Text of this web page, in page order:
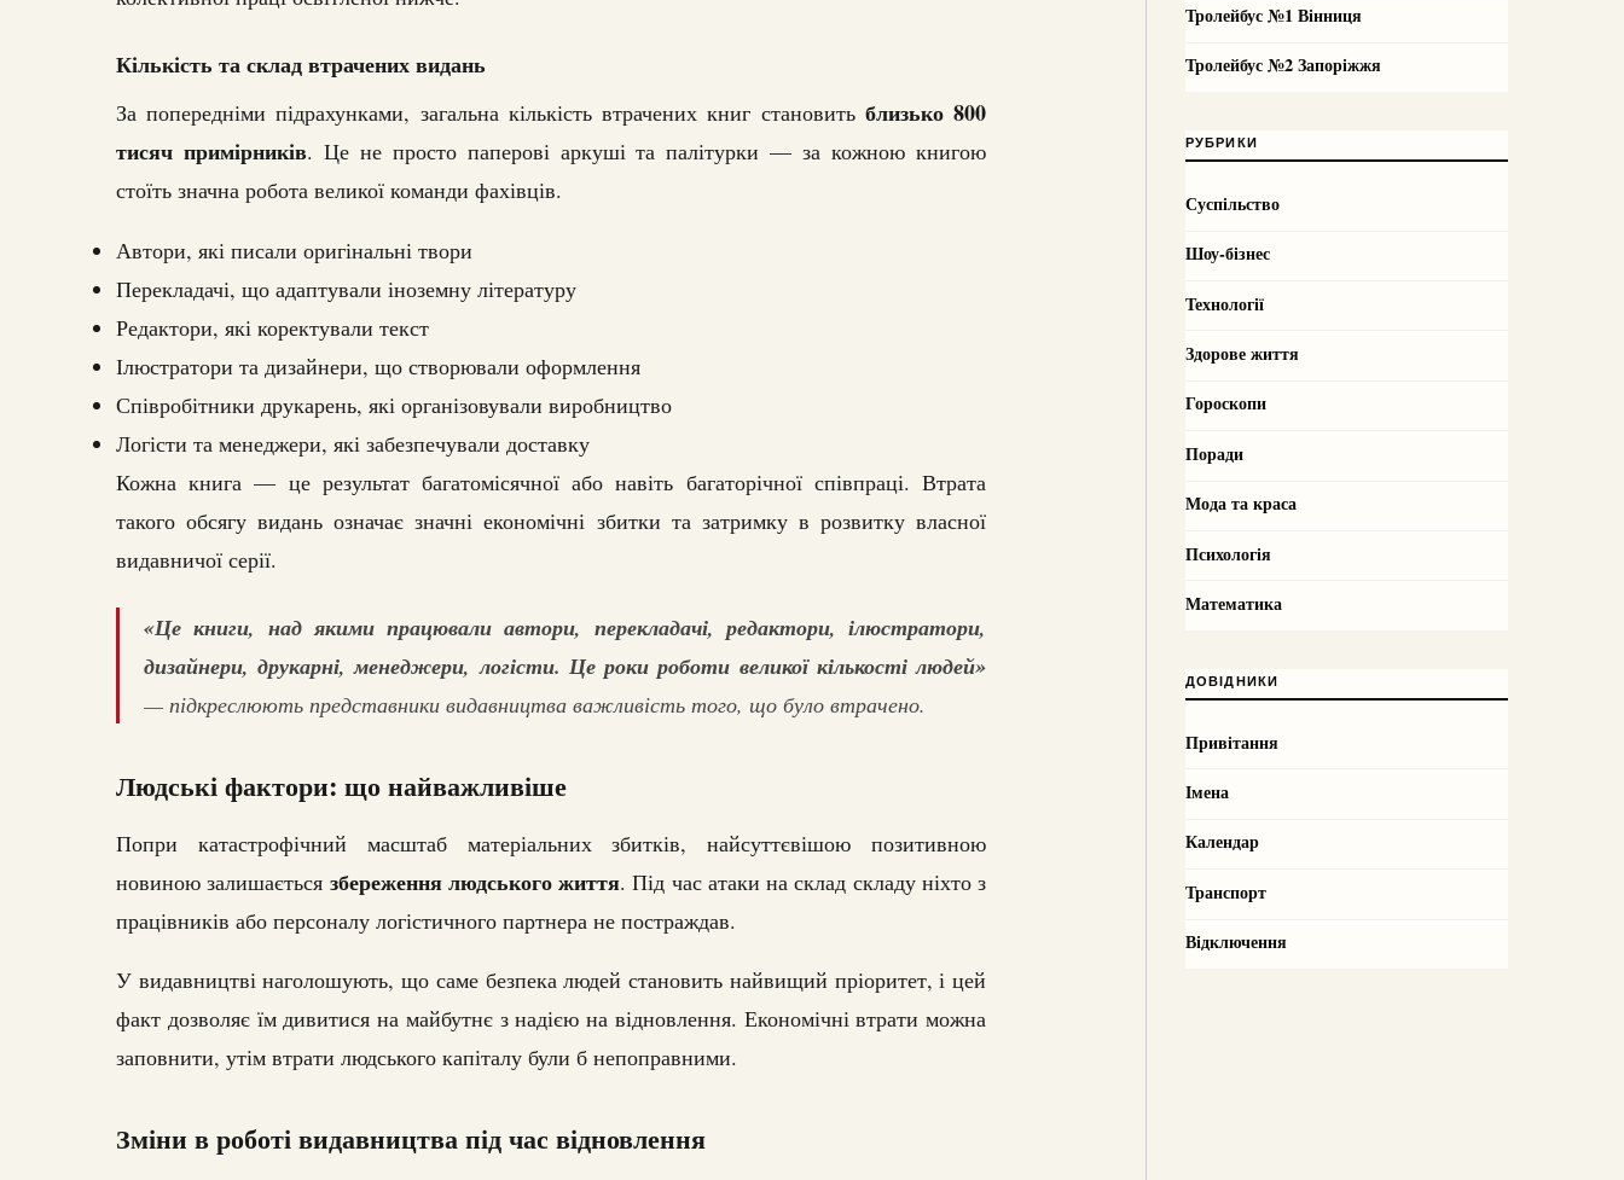
Кількість та склад втрачених видань
За попередніми підрахунками, загальна кількість втрачених книг становить близько 800
тисяч примірників. Це не просто паперові аркуші та палітурки — за кожною книгою
стоїть значна робота великої команди фахівців.
Автори, які писали оригінальні твори
Перекладачі, що адаптували іноземну літературу
Редактори, які коректували текст
Ілюстратори та дизайнери, що створювали оформлення
Співробітники друкарень, які організовували виробництво
Логісти та менеджери, які забезпечували доставку
Кожна книга — це результат багатомісячної або навіть багаторічної співпраці. Втрата
такого обсягу видань означає значні економічні збитки та затримку в розвитку власної
видавничої серії.
«Це книги, над якими працювали автори, перекладачі, редактори, ілюстратори,
дизайнери, друкарні, менеджери, логісти. Це роки роботи великої кількості людей»
— підкреслюють представники видавництва важливість того, що було втрачено.
Людські фактори: що найважливіше
Попри катастрофічний масштаб матеріальних збитків, найсуттєвішою позитивною
новиною залишається збереження людського життя. Під час атаки на склад складу ніхто з
працівників або персоналу логістичного партнера не постраждав.
У видавництві наголошують, що саме безпека людей становить найвищий пріоритет, і цей
факт дозволяє їм дивитися на майбутнє з надією на відновлення. Економічні втрати можна
заповнити, утім втрати людського капіталу були б непоправними.
Зміни в роботі видавництва під час відновлення
Тролейбус №1 Вінниця
Тролейбус №2 Запоріжжя
РУБРИКИ
Суспільство
Шоу-бізнес
Технології
Здорове життя
Гороскопи
Поради
Мода та краса
Психологія
Математика
ДОВІДНИКИ
Привітання
Імена
Календар
Транспорт
Відключення